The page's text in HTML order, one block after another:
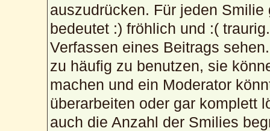
auszudrücken. Für jeden
bedeutet :) fröhlich und :(
Verfassen eines Beitrags
zu häufig zu benutzen, sie
machen und ein Moderator
überarbeiten oder gar komplett
auch die Anzahl der Smilies